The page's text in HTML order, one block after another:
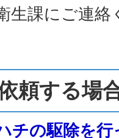
生課にご連
頼する場
チの駆除を